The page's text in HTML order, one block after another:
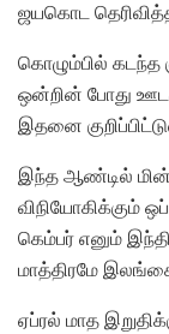
ஜயகொட
கொழும்பில் கடந்த
ஒன்றின் போது
இதனை
இந்த ஆண்டில்
விநியோகிக்கும்
கெம்பர் எனும்
மாத்திரமே
ஏப்ரல் மாத